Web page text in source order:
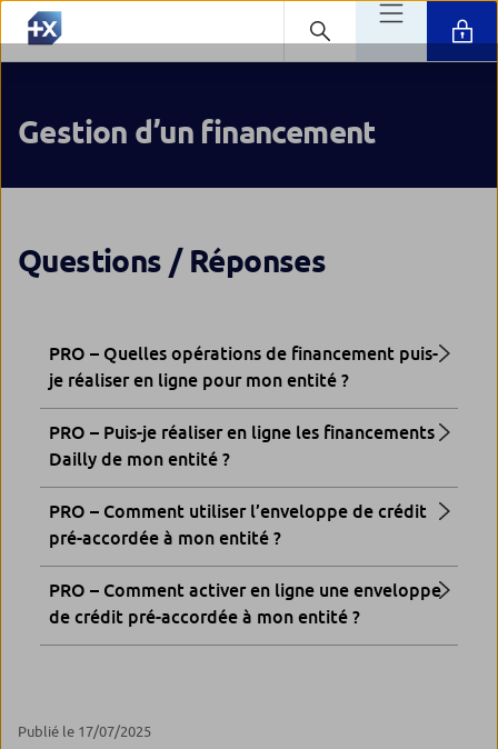
Gestion d’un financement
Questions / Réponses
PRO – Quelles opérations de financement puis-
je réaliser en ligne pour mon entité ?
PRO – Puis-je réaliser en ligne les financements
Dailly de mon entité ?
PRO – Comment utiliser l’enveloppe de crédit
pré-accordée à mon entité ?
PRO – Comment activer en ligne une enveloppe
de crédit pré-accordée à mon entité ?
Publié le 17/07/2025